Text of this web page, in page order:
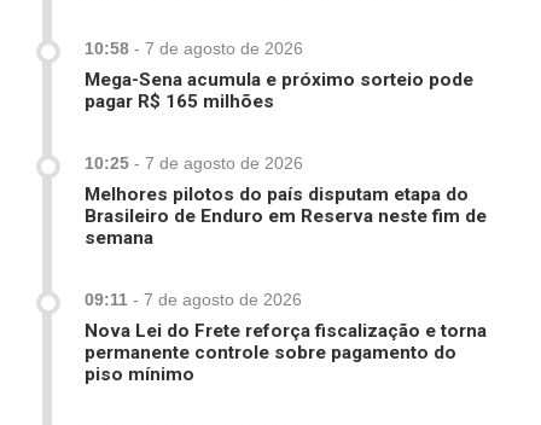
10:58 - 7 de agosto de 2026
Mega-Sena acumula e próximo sorteio pode
pagar R$ 165 milhões
10:25 - 7 de agosto de 2026
Melhores pilotos do país disputam etapa do
Brasileiro de Enduro em Reserva neste fim de
semana
09:11 - 7 de agosto de 2026
Nova Lei do Frete reforça fiscalização e torna
permanente controle sobre pagamento do
piso mínimo